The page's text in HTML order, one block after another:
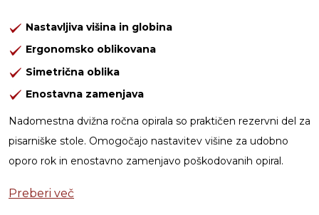
Nastavljiva višina in globina
Ergonomsko oblikovana
Simetrična oblika
Enostavna zamenjava
Nadomestna dvižna ročna opirala so praktičen rezervni del za
pisarniške stole. Omogočajo nastavitev višine za udobno
oporo rok in enostavno zamenjavo poškodovanih opiral.
Preberi več